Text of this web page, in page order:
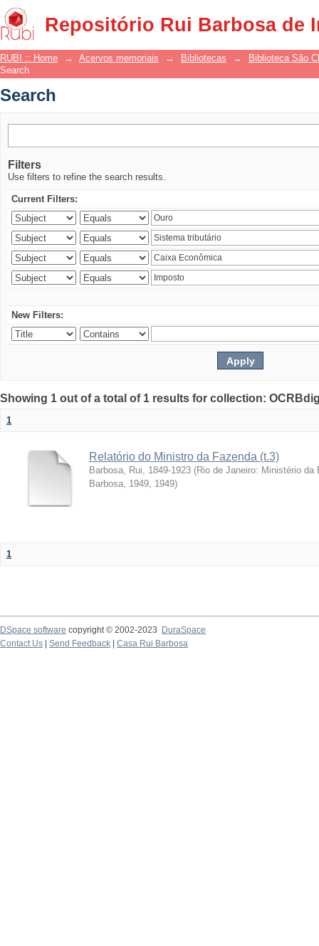
Repositório Rui Barbosa de
Search
RUBI :: Home → Acervos memoriais → Bibliotecas →
Biblioteca São
Search
Search
Filters
Use filters to refine the search results.
Current Filters:
New Filters:
Showing 1 out of a total of 1 results for collection:
1
Relatório do Ministro da Fazenda (t.3)
Barbosa, Rui, 1849-1923 (Rio de Janeiro: Ministério
Barbosa, 1949, 1949)
1
DSpace software copyright © 2002-2023
DuraSpace
Contact Us
Send Feedback Casa Rui Barbosa